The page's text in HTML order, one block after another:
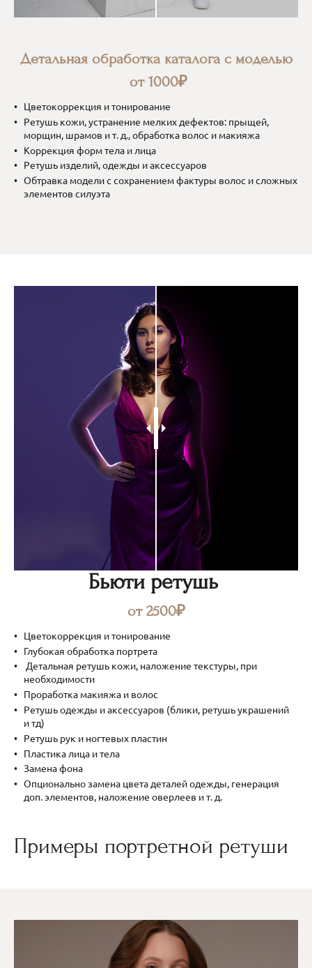
Детальная обработка каталога с моделью
от 1000₽
Цветокоррекция и тонирование
Ретушь кожи, устранение мелких дефектов: прыщей,
морщин, шрамов и т. д., обработка волос и макияжа
Коррекция форм тела и лица
Ретушь изделий, одежды и аксессуаров
Обтравка модели с сохранением фактуры волос и сложных
элементов силуэта
Бьюти ретушь
от 2500₽
Цветокоррекция и тонирование
Глубокая обработка портрета
Детальная ретушь кожи, наложение текстуры, при
необходимости
Проработка макияжа и волос
Ретушь одежды и аксессуаров (блики, ретушь украшений
и тд)
Ретушь рук и ногтевых пластин
Пластика лица и тела
Замена фона
Опционально замена цвета деталей одежды, генерация
доп. элементов, наложение оверлеев и т. д.
Примеры портретной ретуши